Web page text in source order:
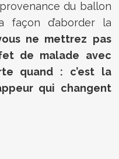
du ballon
façon d’aborder la
ne mettrez pas
de malade avec
quand : c’est la
qui changent